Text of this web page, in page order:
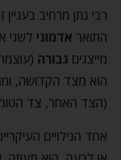
רבי נתן מרחיב
התואר אדמוני לשני
מייצגים גבורה
הוא מצד הקדושה,
(הצד האחר, צד
אחד הגילויים